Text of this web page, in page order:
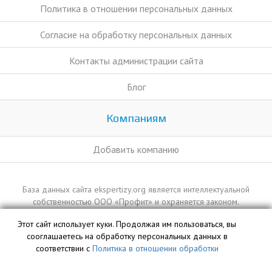
Политика в отношении персональных данных
Согласие на обработку персональных данных
Контакты администрации сайта
Блог
Компаниям
Добавить компанию
База данных сайта ekspertizy.org является интеллектуальной
собственностью ООО «Профит» и охраняется законом.
Этот сайт использует куки. Продолжая им пользоваться, вы
сооглашаетесь на обработку персональных данных в
соответствии с Политика в отношении обработки